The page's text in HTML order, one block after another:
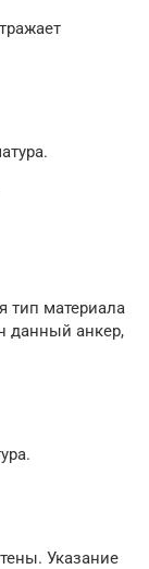
тип материала
данный анкер,
Указание